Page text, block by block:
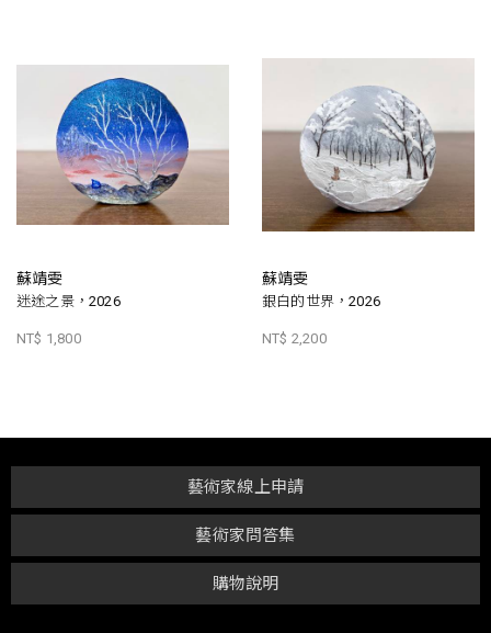
蘇靖雯
迷途之景，2026
NT$ 1,800
蘇靖雯
銀白的世界，2026
NT$ 2,200
購物說明
藝術家問答集
藝術家線上申請